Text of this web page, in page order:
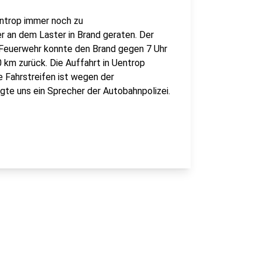
immer noch zu
an dem Laster in Brand geraten. Der
konnte den Brand gegen 7 Uhr
zurück. Die Auffahrt in Uentrop
Fahrstreifen ist wegen der
uns ein Sprecher der Autobahnpolizei.